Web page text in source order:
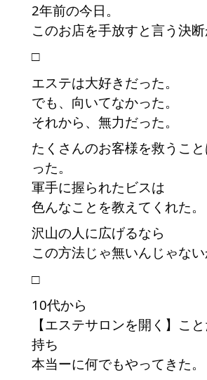
2年前の今日。
このお店を手放すと言う決断
□
エステは大好きだった。
でも、向いてなかった。
それから、無力だった。
たくさんのお客様を救うこ
った。
軍手に握られたビスは
色んなことを教えてくれた。
沢山の人に広げるなら
この方法じゃ無いんじゃない
□
10代から
【エステサロンを開く】こ
持ち
本当ーに何でもやってきた。